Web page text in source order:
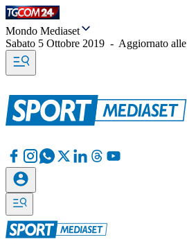
Mondo Mediaset
Sabato 5 Ottobre 2019 - Aggiornato alle